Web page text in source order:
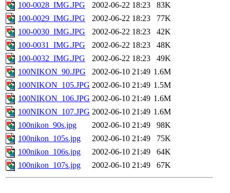
100-0028_IMG.JPG
2002-06-22 18:23
83K
100-0029_IMG.JPG
2002-06-22 18:23
77K
100-0030_IMG.JPG
2002-06-22 18:23
42K
100-0031_IMG.JPG
2002-06-22 18:23
48K
100-0032_IMG.JPG
2002-06-22 18:23
49K
100NIKON_90.JPG
2002-06-10 21:49 1.6M
100NIKON_105.JPG 2002-06-10 21:49 1.5M
100NIKON_106.JPG 2002-06-10 21:49 1.6M
100NIKON_107.JPG 2002-06-10 21:49 1.6M
100nikon_90s.jpg
2002-06-10 21:49
98K
100nikon_105s.jpg
2002-06-10 21:49
75K
100nikon_106s.jpg
2002-06-10 21:49
64K
100nikon_107s.jpg
2002-06-10 21:49 67K